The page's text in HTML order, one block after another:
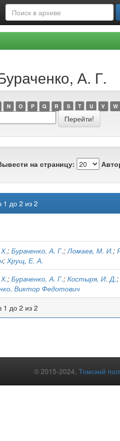
А. Г.
N O P Q R S T U V W
на страницу:
1 до 2 из 2
; Бураченко, А. Г.;Ломаев, М. И.;
; Хрущ, Е. А.
; Бураченко, А. Г.; Костыря, И. Д.;
Виктор Федотович
1 до 2 из 2
© 2015-2024, Томский